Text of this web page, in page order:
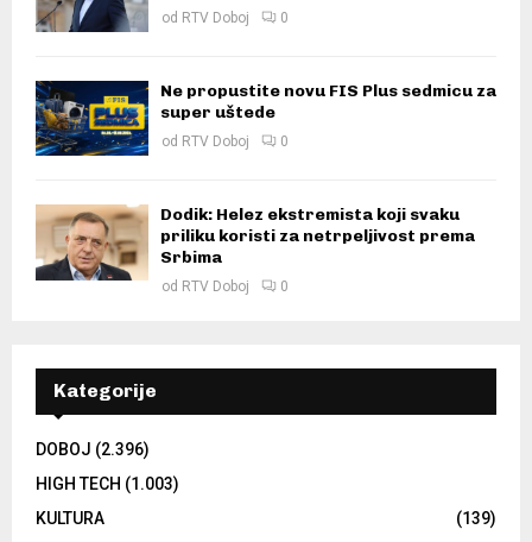
od RTV Doboj 0
Ne propustite novu FIS Plus sedmicu za
super uštede
od RTV Doboj 0
Dodik: Helez ekstremista koji svaku
priliku koristi za netrpeljivost prema
Srbima
od RTV Doboj 0
Kategorije
DOBOJ (2.396)
HIGH TECH (1.003)
KULTURA
(139)